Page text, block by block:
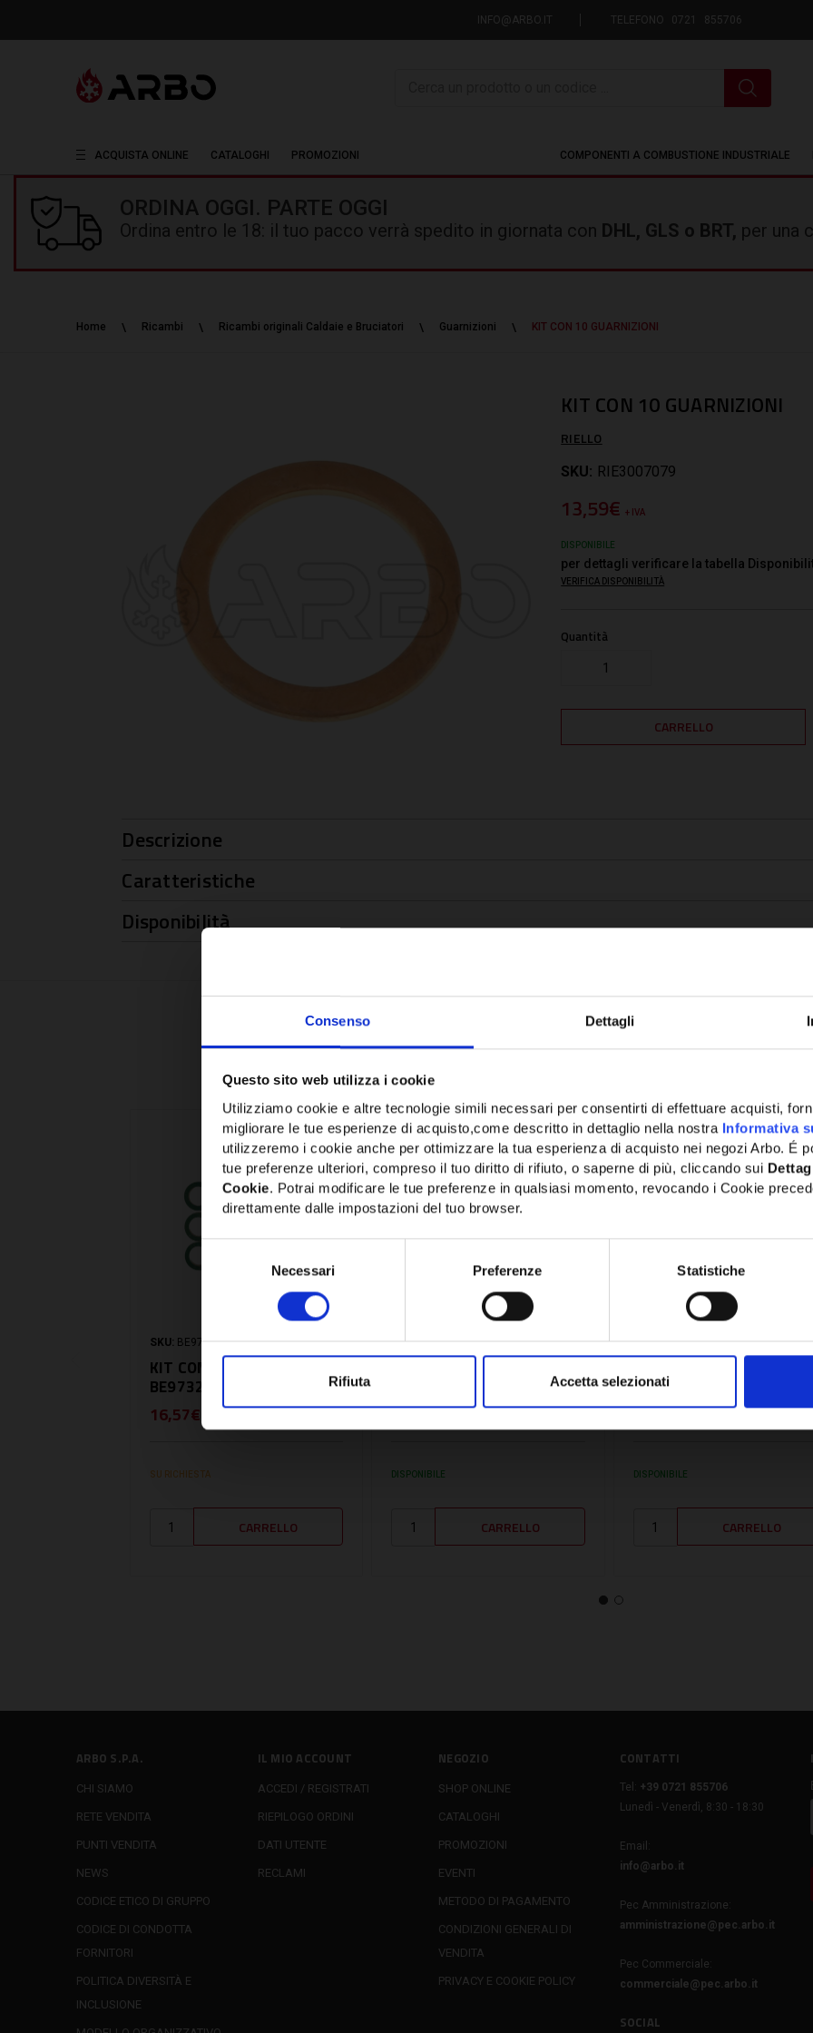
Consenso Dettagli
Questo sito web utilizza i cookie
Utilizziamo cookie e altre tecnologie simili necessari per consentirti di effettuare acquisti,
migliorare le tue esperienze di acquisto,come descritto in dettaglio nella nostra Informativa
utilizzeremo i cookie anche per ottimizzare la tua esperienza di acquisto nei negozi Arbo. É
tue preferenze ulteriori, compreso il tuo diritto di rifiuto, o saperne di più, cliccando sui
Cookie. Potrai modificare le tue preferenze in qualsiasi momento, revocando i Cookie
direttamente dalle impostazioni del tuo browser.
Selezione
Necessari Preferenze Statistiche
Rifiuta Accetta selezionati
INFO@ARBO.IT TELEFONO 0721 855706
ACQUISTA ONLINE CATALOGHI PROMOZIONI COMPONENTI A COMBUSTIONE INDUSTRIALE
ORDINA OGGI. PARTE OGGI
Ordina entro le 18: il tuo pacco verrà spedito in giornata con DHL, GLS o BRT, per una
Home Ricambi Ricambi originali Caldaie e Bruciatori Guarnizioni KIT CON 10 GUARNIZIONI
KIT CON 10 GUARNIZIONI
RIELLO
SKU: RIE3007079
13,59€+ IVA
DISPONIBILE
per dettagli verificare la tabella
VERIFICA DISPONIBILITÀ
Quantità
Descrizione
Caratteristiche
Disponibilità
SKU: BE9732
KIT CON 10 GUARNIZIONI -
BE9732
16,57€
SU RICHIESTA
SKU:VL981166
12,46€
DISPONIBILE
SKU:VL981141
VL981141
12,46€
DISPONIBILE
ARBO S.P.A.
CHI SIAMO
RETE VENDITA
PUNTI VENDITA
NEWS
CODICE ETICO DI GRUPPO
CODICE DI CONDOTTA
FORNITORI
POLITICA DIVERSITÀ E
INCLUSIONE
IL MIO ACCOUNT
ACCEDI / REGISTRATI
RIEPILOGO ORDINI
DATI UTENTE
RECLAMI
NEGOZIO
SHOP ONLINE
CATALOGHI
PROMOZIONI
EVENTI
METODO DI PAGAMENTO
CONDIZIONI GENERALI DI
VENDITA
PRIVACY E COOKIE POLICY
CONTATTI
Tel:
+39 0721 855706
Lunedì - Venerdì, 8:30 - 18:30
Email:
info@arbo.it
Pec Amministrazione:
amministrazione@pec.arbo.it
Pec Commerciale:
commerciale@pec.arbo.it
SOCIAL